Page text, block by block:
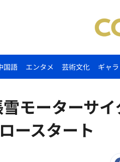
国語 エンタメ 芸術文化 ギャ
モーターサ
ースタート